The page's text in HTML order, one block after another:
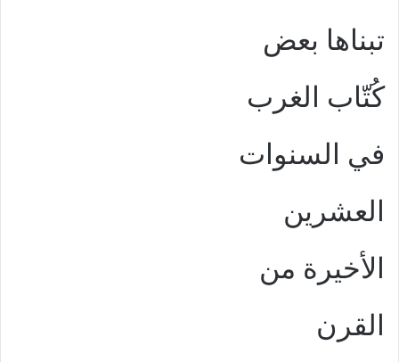
تبناها بعض
كُتّاب الغرب
في السنوات
العشرين
الأخيرة من
القرن